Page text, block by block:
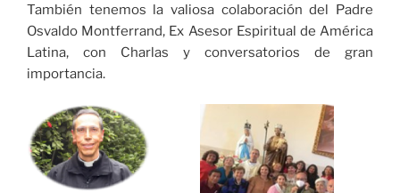
También tenemos la valiosa colaboración del Padre
Osvaldo Montferrand, Ex Asesor Espiritual de América
Latina, con Charlas y conversatorios de gran
importancia.